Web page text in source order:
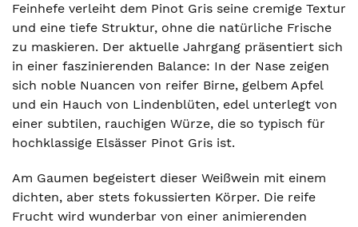
Feinhefe verleiht dem Pinot Gris seine cremige Textur
und eine tiefe Struktur, ohne die natürliche Frische
zu maskieren. Der aktuelle Jahrgang präsentiert sich
in einer faszinierenden Balance: In der Nase zeigen
sich noble Nuancen von reifer Birne, gelbem Apfel
und ein Hauch von Lindenblüten, edel unterlegt von
einer subtilen, rauchigen Würze, die so typisch für
hochklassige Elsässer Pinot Gris ist.
Am Gaumen begeistert dieser Weißwein mit einem
dichten, aber stets fokussierten Körper. Die reife
Frucht wird wunderbar von einer animierenden